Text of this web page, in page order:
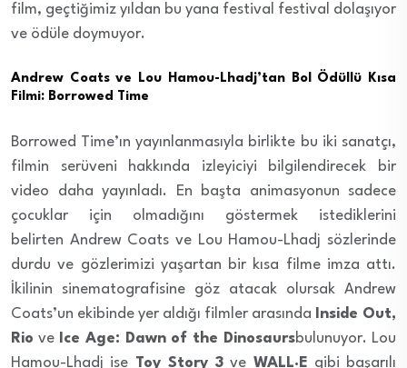
film, geçtiğimiz yıldan bu yana festival festival dolaşıyor
ve ödüle doymuyor.
Andrew Coatsve
Lou Hamou-Lhadj’tan Bol Ödüllü Kısa
Filmi: Borrowed Time
Borrowed Time’ın yayınlanmasıyla birlikte bu iki sanatçı,
filmin serüveni hakkında izleyiciyi bilgilendirecek bir
video daha yayınladı. En başta animasyonun sadece
çocuklar için olmadığını göstermek istediklerini
belirten Andrew Coats ve Lou Hamou-Lhadj sözlerinde
durdu ve gözlerimizi yaşartan bir kısa filme imza attı.
İkilinin sinematografisine göz atacak olursak Andrew
Coats’un ekibinde yer aldığı filmler arasında
Inside Out,
Rio ve Ice Age: Dawn of the Dinosaursbulunuyor. Lou
Hamou-Lhadj ise Toy Story 3 ve WALL·E gibi başarılı